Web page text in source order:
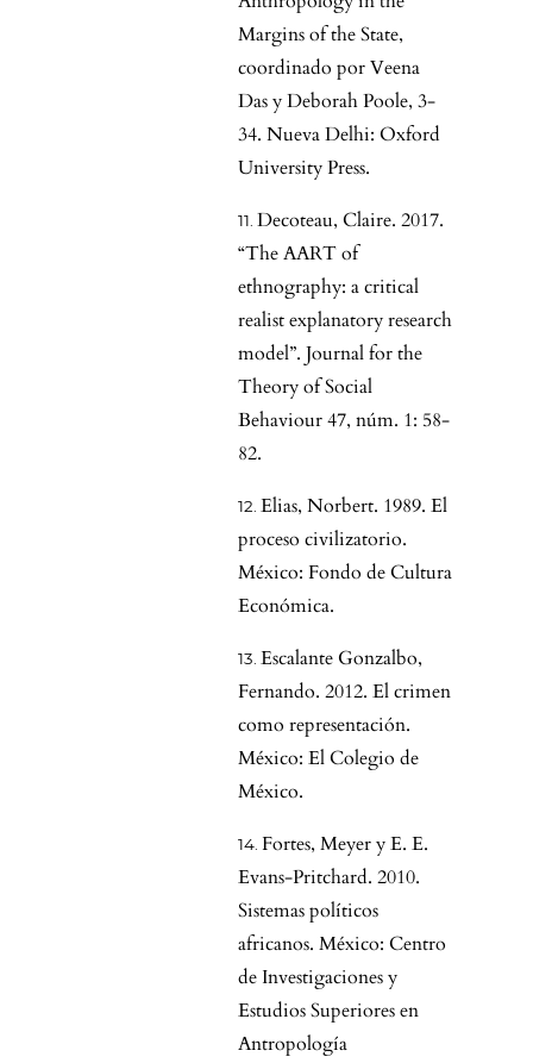
Margins of the State,
coordinado por Veena
Das y Deborah Poole, 3-
34. Nueva Delhi: Oxford
University Press.
Decoteau, Claire. 2017.
“The AART of
ethnography: a critical
realist explanatory research
model”. Journal for the
Theory of Social
Behaviour 47, núm. 1: 58-
82.
Elias, Norbert. 1989. El
proceso civilizatorio.
México: Fondo de Cultura
Económica.
Escalante Gonzalbo,
Fernando. 2012. El crimen
como representación.
México: El Colegio de
México.
Fortes, Meyer y E. E.
Evans-Pritchard. 2010.
Sistemas políticos
africanos. México: Centro
de Investigaciones y
Estudios Superiores en
Antropología